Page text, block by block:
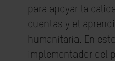
para apoyar la
cuentas y el
humanitaria. En
implementador del